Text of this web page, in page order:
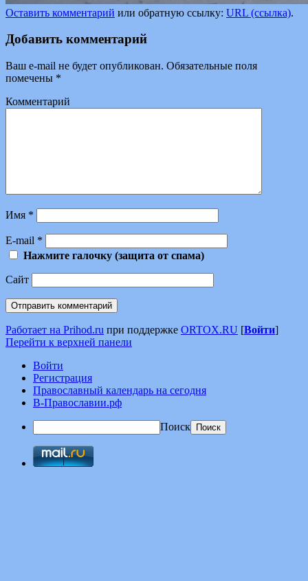
Оставить комментарий или обратную ссылку: URL (ссылка).
Добавить комментарий
Ваш e-mail не будет опубликован. Обязательные поля
помечены *
Комментарий
Имя *
E-mail *
Нажмите галочку (защита от спама)
Сайт
Работает на Prihod.ru при поддержке ORTOX.RU [Войти]
Перейти к верхней панели
Войти
Регистрация
Православный календарь на сегодня
В-Православии.рф
Поиск